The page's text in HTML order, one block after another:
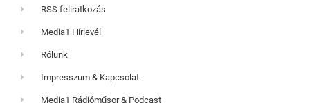
RSS feliratkozás
Media1 Hírlevél
Rólunk
Impresszum & Kapcsolat
Media1 Rádióműsor & Podcast